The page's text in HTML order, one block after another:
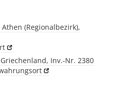
(Regionalbezirk),
Inv.-Nr. 2380